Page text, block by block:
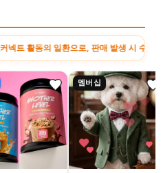
환으로, 판매 발생 시 수수료를 제
멤버십